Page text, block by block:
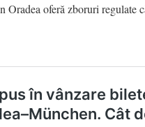
Oradea oferă zboruri regulate